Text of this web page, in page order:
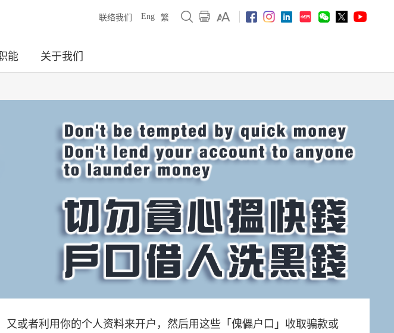
联络我们 Eng 繁
能 关于我们
或者利用你的个人资料来开户，然后用这些「傀儡户口」收取骗款或